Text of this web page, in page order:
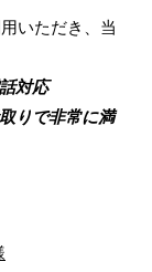
いただき、当
対応
りで非常に満